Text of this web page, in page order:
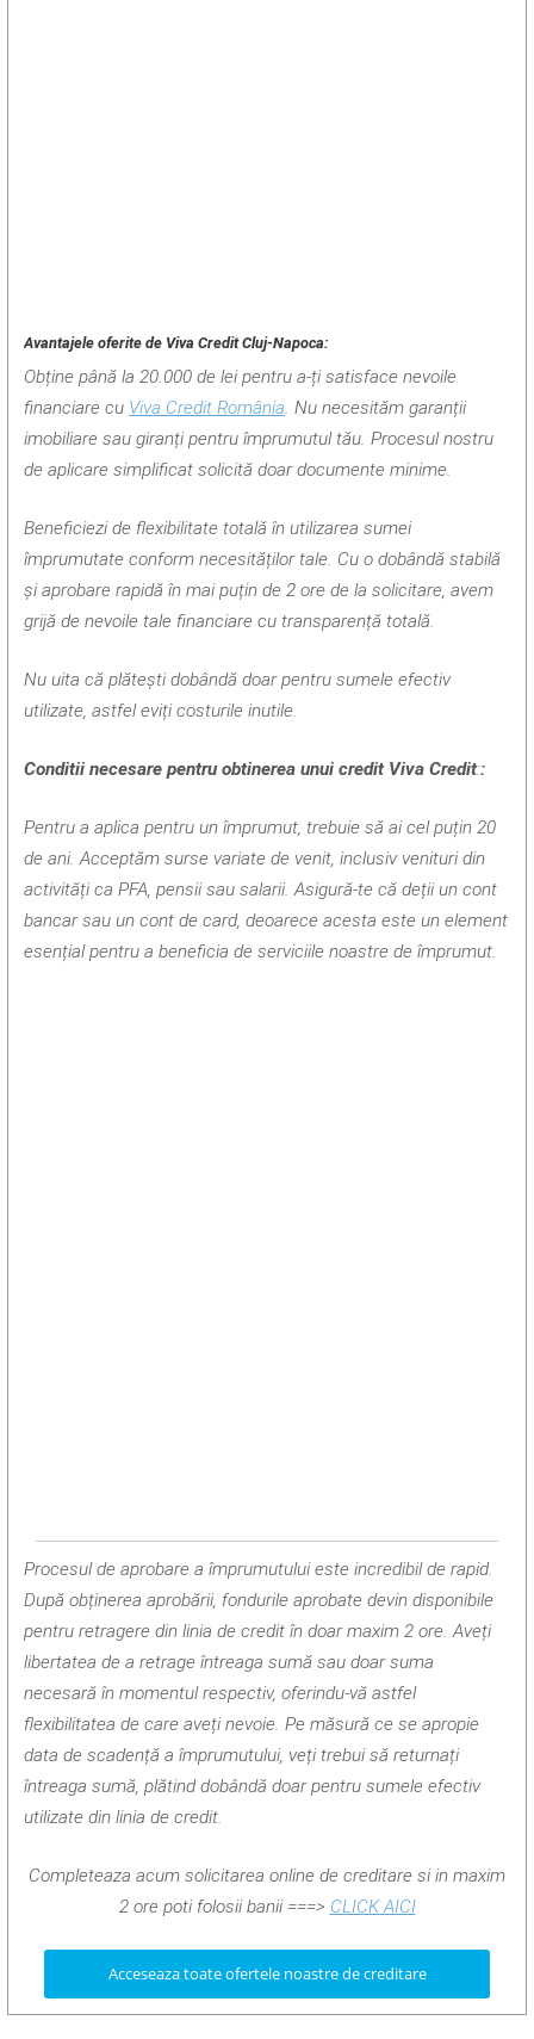
Avantajele oferite de Viva Credit Cluj-Napoca:
Obține până la 20.000 de lei pentru a-ți satisface nevoile
financiare cu Viva Credit România. Nu necesităm garanții
imobiliare sau giranți pentru împrumutul tău. Procesul nostru
de aplicare simplificat solicită doar documente minime.
Beneficiezi de flexibilitate totală în utilizarea sumei
împrumutate conform necesităților tale. Cu o dobândă stabilă
și aprobare rapidă în mai puțin de 2 ore de la solicitare, avem
grijă de nevoile tale financiare cu transparență totală.
Nu uita că plătești dobândă doar pentru sumele efectiv
utilizate, astfel eviți costurile inutile.
Conditii necesare pentru obtinerea unui credit Viva Credit::
Pentru a aplica pentru un împrumut, trebuie să ai cel puțin 20
de ani. Acceptăm surse variate de venit, inclusiv venituri din
activități ca PFA, pensii sau salarii. Asigură-te că deții un cont
bancar sau un cont de card, deoarece acesta este un element
esențial pentru a beneficia de serviciile noastre de împrumut.
Procesul de aprobare a împrumutului este incredibil de rapid.
După obținerea aprobării, fondurile aprobate devin disponibile
pentru retragere din linia de credit în doar maxim 2 ore. Aveți
libertatea de a retrage întreaga sumă sau doar suma
necesară în momentul respectiv, oferindu-vă astfel
flexibilitatea de care aveți nevoie. Pe măsură ce se apropie
data de scadență a împrumutului, veți trebui să returnați
întreaga sumă, plătind dobândă doar pentru sumele efectiv
utilizate din linia de credit.
Completeaza acum solicitarea online de creditare si in maxim
2 ore poti folosii banii ===> CLICK AICI
Acceseaza toate ofertele noastre de creditare